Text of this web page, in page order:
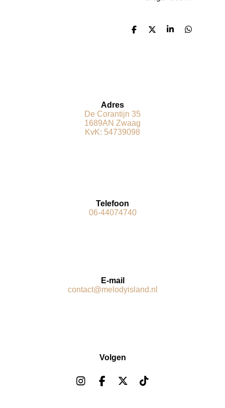
D
D
S
D
Adres
De Corantijn 35
1689AN Zwaag
KvK: 54739098
Telefoon
06-44074740
E-mail
contact@melodyisland.nl
Volgen
I
F
X
T